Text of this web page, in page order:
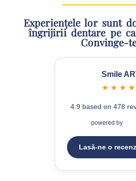
Experiențele lor sunt
îngrijirii dentare pe
Convinge-
Smile
★ ★ ★ ★
4.9 based on 478
powered by
Lasă-ne o